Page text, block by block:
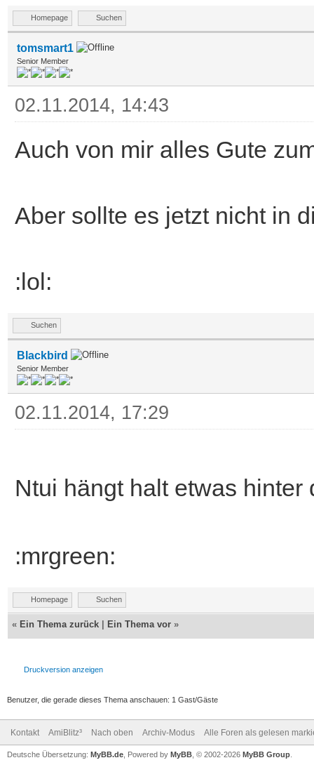
Homepage Suchen
tomsmart1
Senior Member
02.11.2014, 14:43
Auch von mir alles Gute
Aber sollte es jetzt nicht in
:lol:
Suchen
Blackbird
Senior Member
02.11.2014, 17:29
Ntui hängt halt etwas
:mrgreen:
Homepage Suchen
« Ein Thema zurück Ein Thema vor »
Druckversion anzeigen
Benutzer, die gerade dieses Thema anschauen: 1 Gast/Gäste
Kontakt AmiBlitz³ Nach oben Archiv-Modus Alle Foren als gelesen
Deutsche Übersetzung: MyBB.de , Powered by MyBB , © 2002-2026 MyBB Group